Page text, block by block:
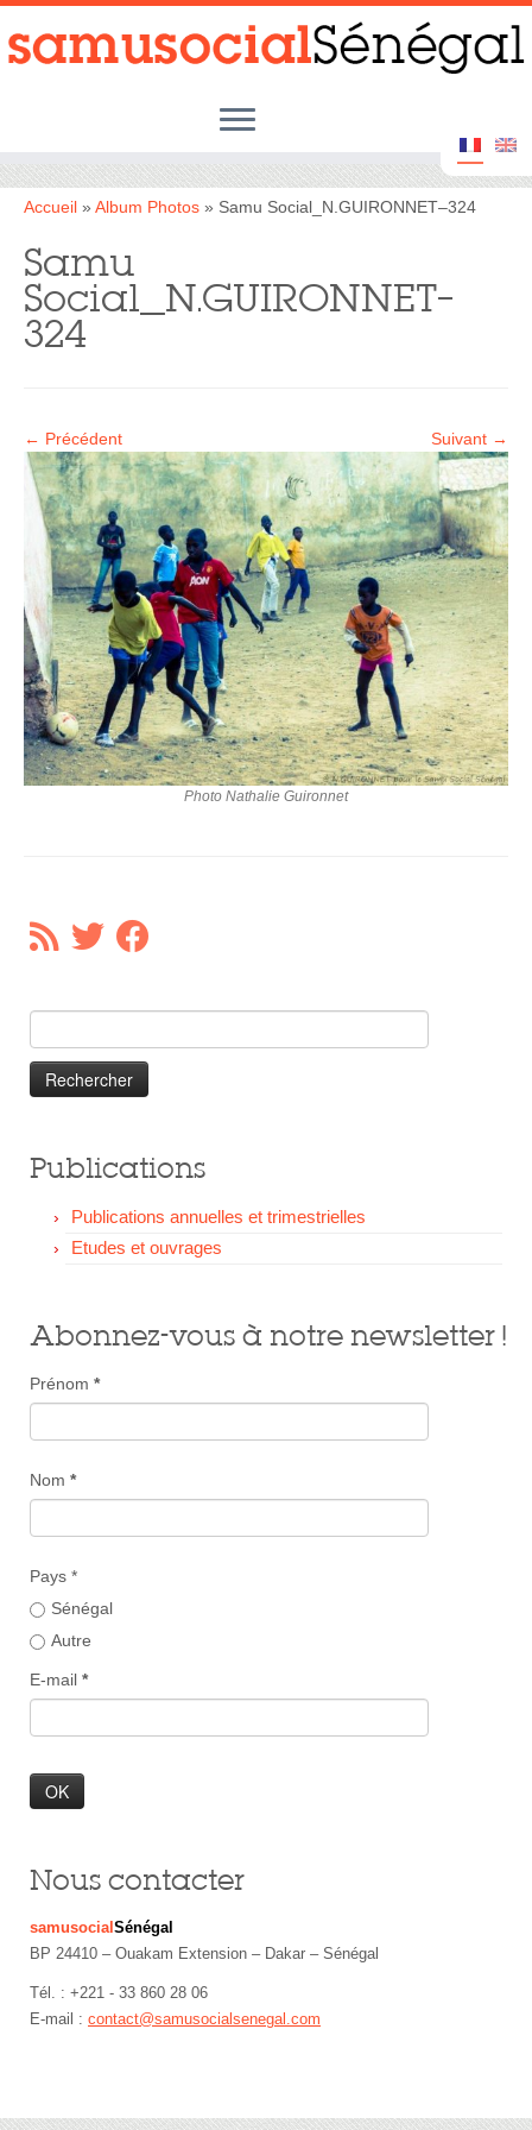
Passer
au
contenu
Accueil » Album Photos » Samu Social_N.GUIRONNET–324
Samu
Social_N.GUIRONNET–
324
← Précédent Suivant →
Photo Nathalie Guironnet
Publications
Publications annuelles et trimestrielles
Etudes et ouvrages
Abonnez-vous à notre newsletter !
Prénom *
Nom *
Pays *
Sénégal
Autre
E-mail *
Nous contacter
samusocial Sénégal
BP 24410 – Ouakam Extension – Dakar – Sénégal
Tél. : +221 - 33 860 28 06
E-mail : contact@samusocialsenegal.com